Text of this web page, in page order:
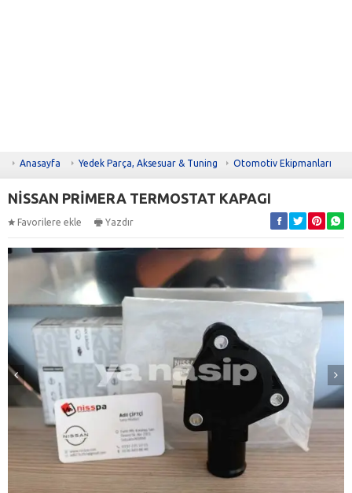
Anasayfa Yedek Parça, Aksesuar & Tuning Otomotiv Ekipmanları
NİSSAN PRİMERA TERMOSTAT KAPAGI
Favorilere ekle Yazdır